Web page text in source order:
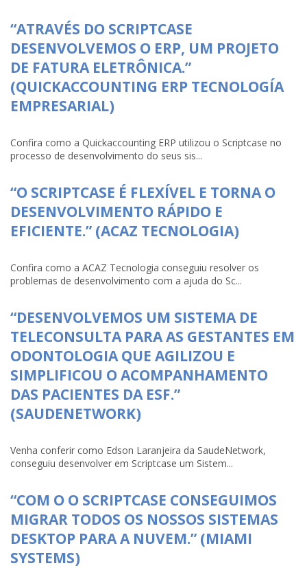
“ATRAVÉS DO SCRIPTCASE
DESENVOLVEMOS O ERP, UM PROJETO
DE FATURA ELETRÔNICA.”
(QUICKACCOUNTING ERP TECNOLOGÍA
EMPRESARIAL)
Confira como a Quickaccounting ERP utilizou o Scriptcase no
processo de desenvolvimento do seus sis...
“O SCRIPTCASE É FLEXÍVEL E TORNA O
DESENVOLVIMENTO RÁPIDO E
EFICIENTE.” (ACAZ TECNOLOGIA)
Confira como a ACAZ Tecnologia conseguiu resolver os
problemas de desenvolvimento com a ajuda do Sc...
“DESENVOLVEMOS UM SISTEMA DE
TELECONSULTA PARA AS GESTANTES EM
ODONTOLOGIA QUE AGILIZOU E
SIMPLIFICOU O ACOMPANHAMENTO
DAS PACIENTES DA ESF.”
(SAUDENETWORK)
Venha conferir como Edson Laranjeira da SaudeNetwork,
conseguiu desenvolver em Scriptcase um Sistem...
“COM O O SCRIPTCASE CONSEGUIMOS
MIGRAR TODOS OS NOSSOS SISTEMAS
DESKTOP PARA A NUVEM.” (MIAMI
SYSTEMS)